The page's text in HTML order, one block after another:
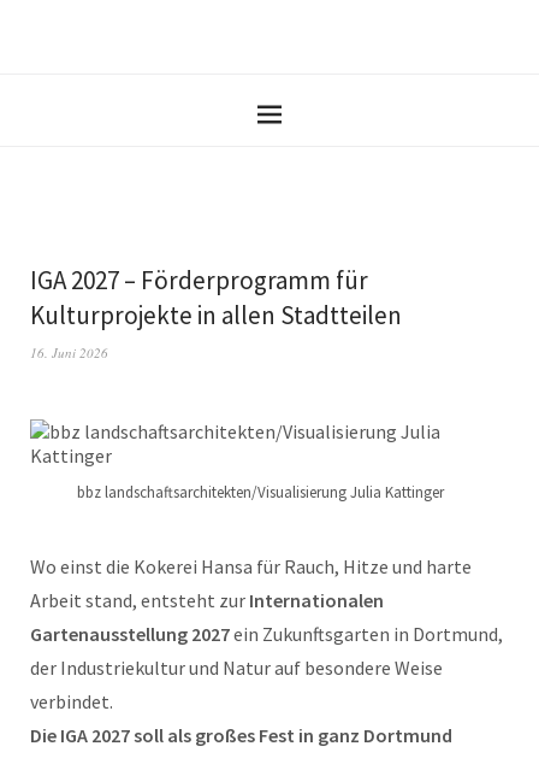
IGA 2027 – Förderprogramm für
Kulturprojekte in allen Stadtteilen
16. Juni 2026
bbz landschaftsarchitekten/Visualisierung Julia Kattinger
Wo einst die Kokerei Hansa für Rauch, Hitze und harte
Arbeit stand, entsteht zur Internationalen
Gartenausstellung 2027ein Zukunftsgarten in Dortmund,
der Industriekultur und Natur auf besondere Weise
verbindet.
Die IGA 2027 soll als großes Fest in ganz Dortmund